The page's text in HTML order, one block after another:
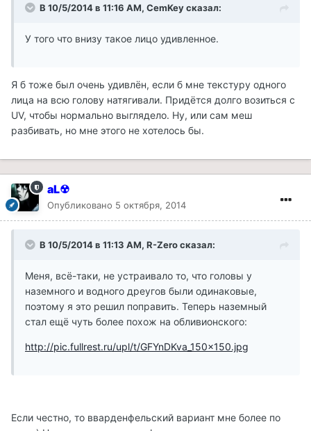
В 10/5/2014 в 11:16 AM, CemKey сказал:
У того что внизу такое лицо удивленное.
Я б тоже был очень удивлён, если б мне текстуру одного
лица на всю голову натягивали. Придётся долго возиться с
UV, чтобы нормально выглядело. Ну, или сам меш
разбивать, но мне этого не хотелось бы.
aL☢
Опубликовано 5 октября, 2014
В 10/5/2014 в 11:13 AM, R-Zero сказал:
Меня, всё-таки, не устраивало то, что головы у
наземного и водного дреугов были одинаковые,
поэтому я это решил поправить. Теперь наземный
стал ещё чуть более похож на обливионского:
http://pic.fullrest.ru/upl/t/GFYnDKva_150x150.jpg
Если честно, то вварденфельский вариант мне более по